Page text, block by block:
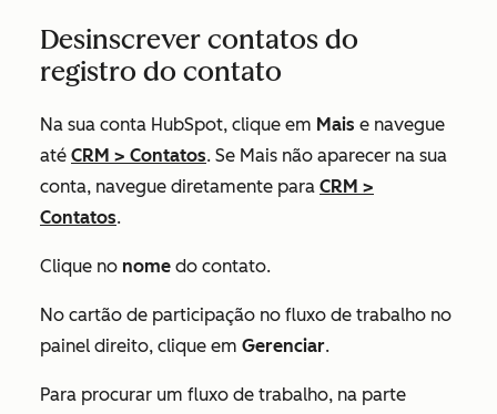
Desinscrever contatos do
registro do contato
Na sua conta HubSpot, clique em Mais e navegue
até CRM > Contatos. Se Mais não aparecer na sua
conta, navegue diretamente para CRM >
Contatos.
Clique no nome do contato.
No cartão de participação no fluxo de trabalho no
painel direito, clique em Gerenciar.
Para procurar um fluxo de trabalho, na parte